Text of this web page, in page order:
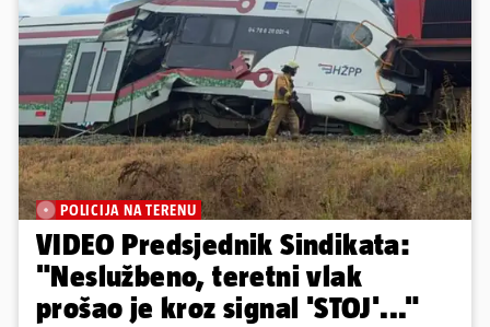
POLICIJA NA TERENU
VIDEO Predsjednik Sindikata:
"Neslužbeno, teretni vlak
prošao je kroz signal 'STOJ'..."